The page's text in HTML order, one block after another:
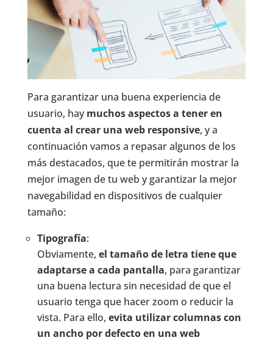
Para garantizar una buena experiencia de
usuario, hay muchos aspectos a tener en
cuenta al crear una web responsive, y a
continuación vamos a repasar algunos de los
más destacados, que te permitirán mostrar la
mejor imagen de tu web y garantizar la mejor
navegabilidad en dispositivos de cualquier
tamaño:
Tipografía:
Obviamente, el tamaño de letra tiene que
adaptarse a cada pantalla, para garantizar
una buena lectura sin necesidad de que el
usuario tenga que hacer zoom o reducir la
vista. Para ello, evita utilizar columnas con
un ancho por defecto en una web